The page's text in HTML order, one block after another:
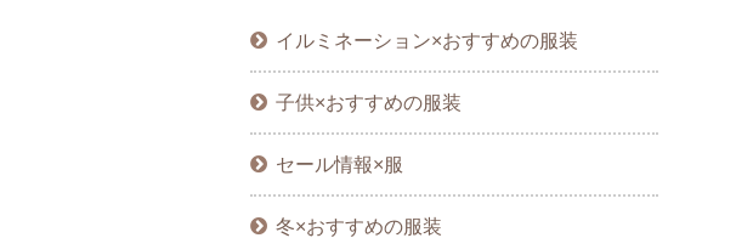
イルミネーション×おすすめの服装
子供×おすすめの服装
セール情報×服
冬×おすすめの服装